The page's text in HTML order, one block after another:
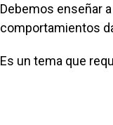
Debemos enseñar
comportamientos
Es un tema que